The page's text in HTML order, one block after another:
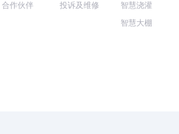
合作伙伴
投诉及维修
智慧浇灌
智慧大棚